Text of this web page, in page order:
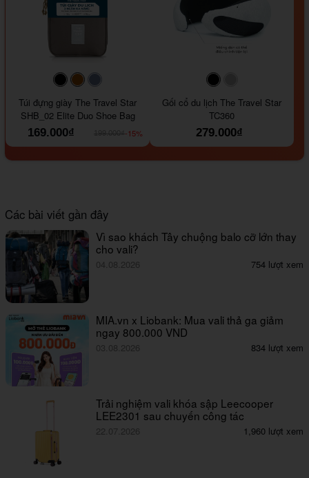
#000000#964B00
Túi đựng giày The Travel Star
SHB_02 Elite Duo Shoe Bag
169.000₫
-15%
#000000
Gối cổ du lịch The Travel Star
TC360
279.000₫
Các bài viết gần đây
Vì sao khách Tây chuộng balo cỡ lớn thay
cho vali?
04.08.2026 754 lượt xem
MIA.vn x Liobank: Mua vali thả ga giảm
ngay 800.000 VND
03.08.2026 834 lượt xem
Trải nghiệm vali khóa sập Leecooper
LEE2301 sau chuyến công tác
22.07.2026 1,960 lượt xem